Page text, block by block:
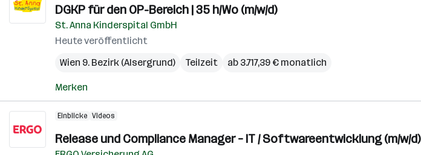
DGKP für den OP-Bereich | 35 h/Wo (m/w/d)
St. Anna Kinderspital GmbH
Heute veröffentlicht
Wien 9. Bezirk (Alsergrund)
Teilzeit ab 3.717,39 € monatlich
Merken
Einblicke Videos
Release und Compliance Manager – IT / Softwareentwicklung (m/w/d)